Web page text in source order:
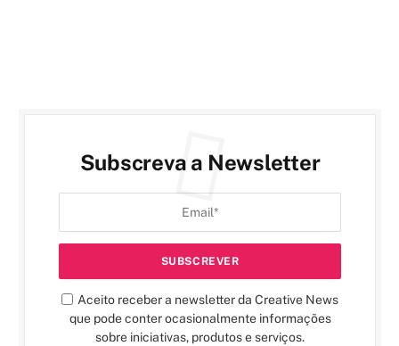
Subscreva a Newsletter
Aceito receber a newsletter da Creative News
que pode conter ocasionalmente informações
sobre iniciativas, produtos e serviços.